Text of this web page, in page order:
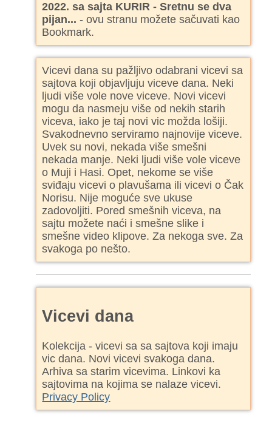
2022. sa sajta KURIR - Sre­t­nu se dva
pi­ja­n... - ovu stranu možete sačuvati kao
Bookmark.
Vicevi dana su pažljivo odabrani vicevi sa
sajtova koji objavljuju viceve dana. Neki
ljudi više vole nove viceve. Novi vicevi
mogu da nasmeju više od nekih starih
viceva, iako je taj novi vic možda lošiji.
Svakodnevno serviramo najnovije viceve.
Uvek su novi, nekada više smešni
nekada manje. Neki ljudi više vole viceve
o Muji i Hasi. Opet, nekome se više
sviđaju vicevi o plavušama ili vicevi o Čak
Norisu. Nije moguće sve ukuse
zadovoljiti. Pored smešnih viceva, na
sajtu možete naći i smešne slike i
smešne video klipove. Za nekoga sve. Za
svakoga po nešto.
Vicevi dana
Kolekcija - vicevi sa sa sajtova koji imaju
vic dana. Novi vicevi svakoga dana.
Arhiva sa starim vicevima. Linkovi ka
sajtovima na kojima se nalaze vicevi.
Privacy Policy